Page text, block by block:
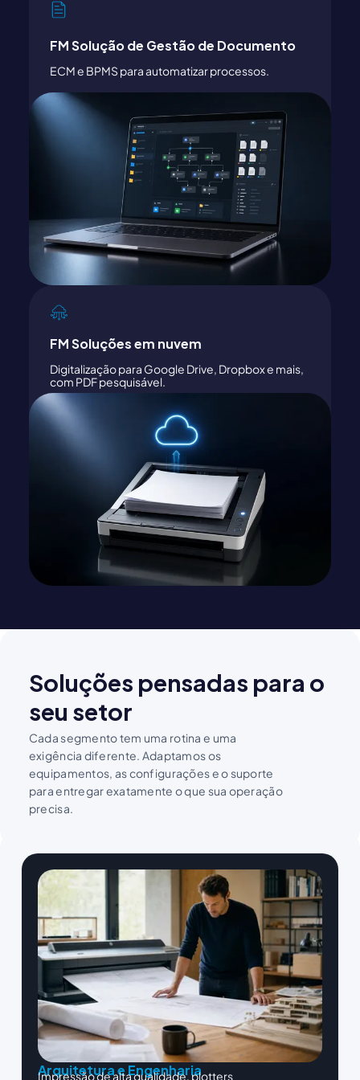
FM Solução de Gestão de Documento
ECM e BPMS para automatizar processos.
FM Soluções em nuvem
Digitalização para Google Drive, Dropbox e mais,
com PDF pesquisável.
Soluções pensadas para o
seu setor
Cada segmento tem uma rotina e uma
exigência diferente. Adaptamos os
equipamentos, as configurações e o suporte
para entregar exatamente o que sua operação
precisa.
Arquitetura e Engenharia
Impressão de alta qualidade, plotters